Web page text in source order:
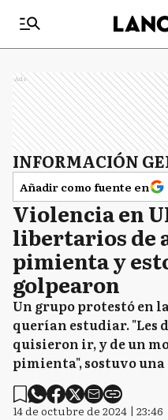
Ads
INFORMACIÓN
Añadir como fuente en
Violencia en
libertarios de
pimienta y
golpearon
Un grupo protestó en
querían estudiar. "Les
quisieron ir, y de un
pimienta", sostuvo
14 de octubre de 2024 | 23:46